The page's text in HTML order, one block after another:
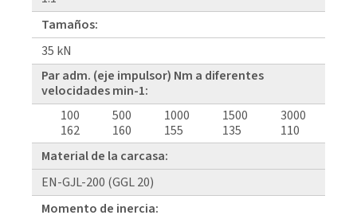
Tamaños:
35 kN
Par adm. (eje impulsor) Nm a diferentes
velocidades min-1:
100
162
500
160
1000
155
1500
135
3000
110
Material de la carcasa:
EN-GJL-200 (GGL 20)
Momento de inercia: